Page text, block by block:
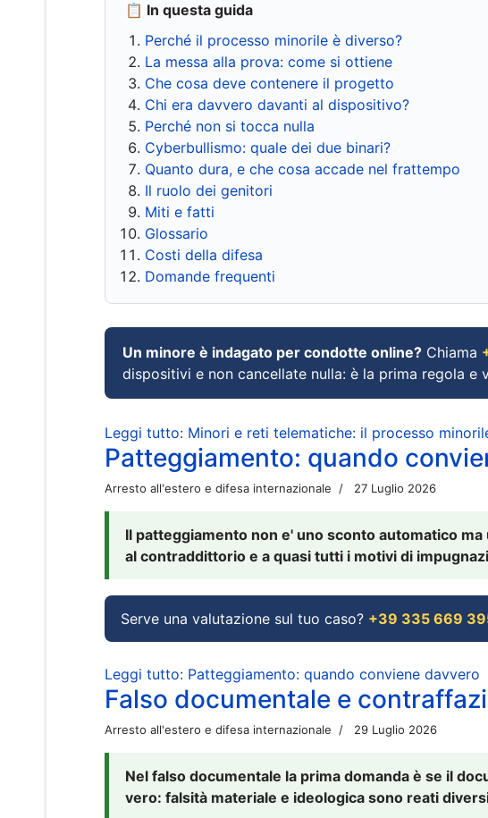
📋 In questa guida
Perché il processo minorile è diverso?
La messa alla prova: come si ottiene
Che cosa deve contenere il progetto
Chi era davvero davanti al dispositivo?
Perché non si tocca nulla
Cyberbullismo: quale dei due binari?
Quanto dura, e che cosa accade nel frattempo
Il ruolo dei genitori
Miti e fatti
Glossario
Costi della difesa
Domande frequenti
Un minore è indagato per condotte online? Chiama
dispositivi e non cancellate nulla: è la prima regola e
Leggi tutto: Minori e reti telematiche: il processo
Patteggiamento: quando
Arresto all'estero e difesa internazionale 27 Luglio 2026
Il patteggiamento non e' uno sconto automatico
al contraddittorio e a quasi tutti i motivi di
Serve una valutazione sul tuo caso? +39 335 669
Leggi tutto: Patteggiamento: quando conviene davvero
Falso documentale e
Arresto all'estero e difesa internazionale 29 Luglio 2026
Nel falso documentale la prima domanda è se il
vero: falsità materiale e ideologica sono reati